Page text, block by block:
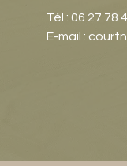
Tél : 06 27 78
E-mail :